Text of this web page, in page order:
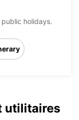
holidays.
utilitaires